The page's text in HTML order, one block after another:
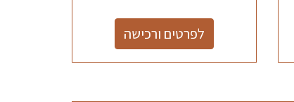
לפרטים ורכישה